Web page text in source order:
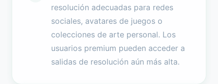
resolución adecuadas para redes
sociales, avatares de juegos o
colecciones de arte personal. Los
usuarios premium pueden acceder a
salidas de resolución aún más alta.